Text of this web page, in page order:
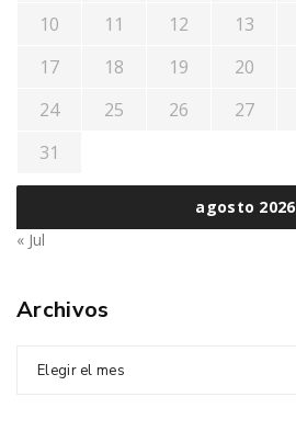
agosto 2026
10
11 12 13
17
18 19 20
24
25 26 27
31
« Jul
Archivos
Elegir el mes